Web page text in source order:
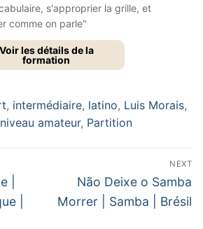
s'approprier la grille, et
comme on parle"
Voir les détails de la
formation
, intermédiaire, latino, Luis Morais,
niveau amateur, Partition
|
|
NEXT
Next
post:
Não Deixe o Samba
Morrer | Samba | Brésil